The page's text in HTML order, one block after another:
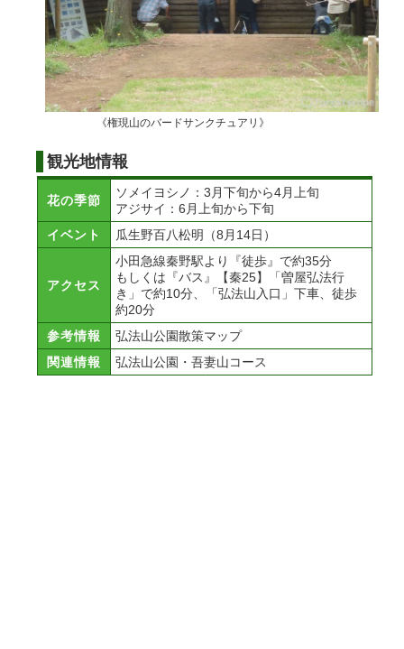
《権現山のバードサンクチュアリ》
観光地情報
花の季節
ソメイヨシノ：3月下旬から4月上旬
アジサイ：6月上旬から下旬
イベント
瓜生野百八松明（8月14日）
アクセス
小田急線秦野駅より『徒歩』で約35分
もしくは『バス』【秦25】「曽屋弘法行
き」で約10分、「弘法山入口」下車、徒歩
約20分
参考情報
弘法山公園散策マップ
関連情報
弘法山公園・吾妻山コース